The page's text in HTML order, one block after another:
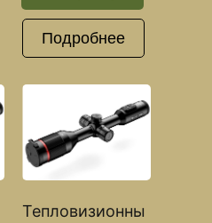
Подробнее
Тепловизионны